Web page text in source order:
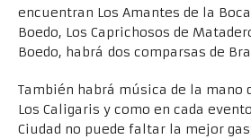
encuentran Los Amantes de la
Boedo, Los Caprichosos de
Boedo, habrá dos comparsas de
También habrá música de la mano
Los Caligaris y como en cada
Ciudad no puede faltar la mejor